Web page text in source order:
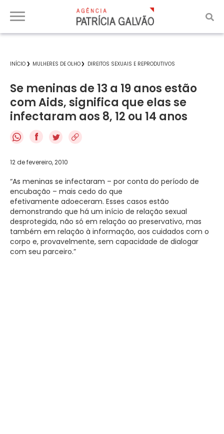
INÍCIO MULHERES DE OLHO DIREITOS SEXUAIS E REPRODUTIVOS
Se meninas de 13 a 19 anos estão
com Aids, significa que elas se
infectaram aos 8, 12 ou 14 anos
f
12 de fevereiro, 2010
“As meninas se infectaram – por conta do período de
encubação – mais cedo do que
efetivamente adoeceram. Esses casos estão
demonstrando que há um início de relação sexual
desprotegida, não só em relação ao preservativo, mas
também em relação à informação, aos cuidados com o
corpo e, provavelmente, sem capacidade de dialogar
com seu parceiro.”